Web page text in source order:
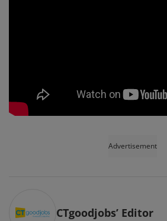
Advertisement
CTgoodjobs’ Editor